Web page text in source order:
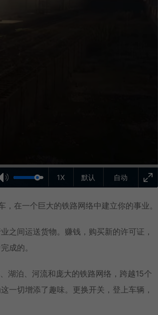
自动
1X 默认
在一个巨大的铁路网络中建立你的事业。
之间运送货物。赚钱，购买新的许可证，
成的。
湖泊、河流和庞大的铁路网络，跨越15个
一切增添了趣味。更换开关，登上车辆，